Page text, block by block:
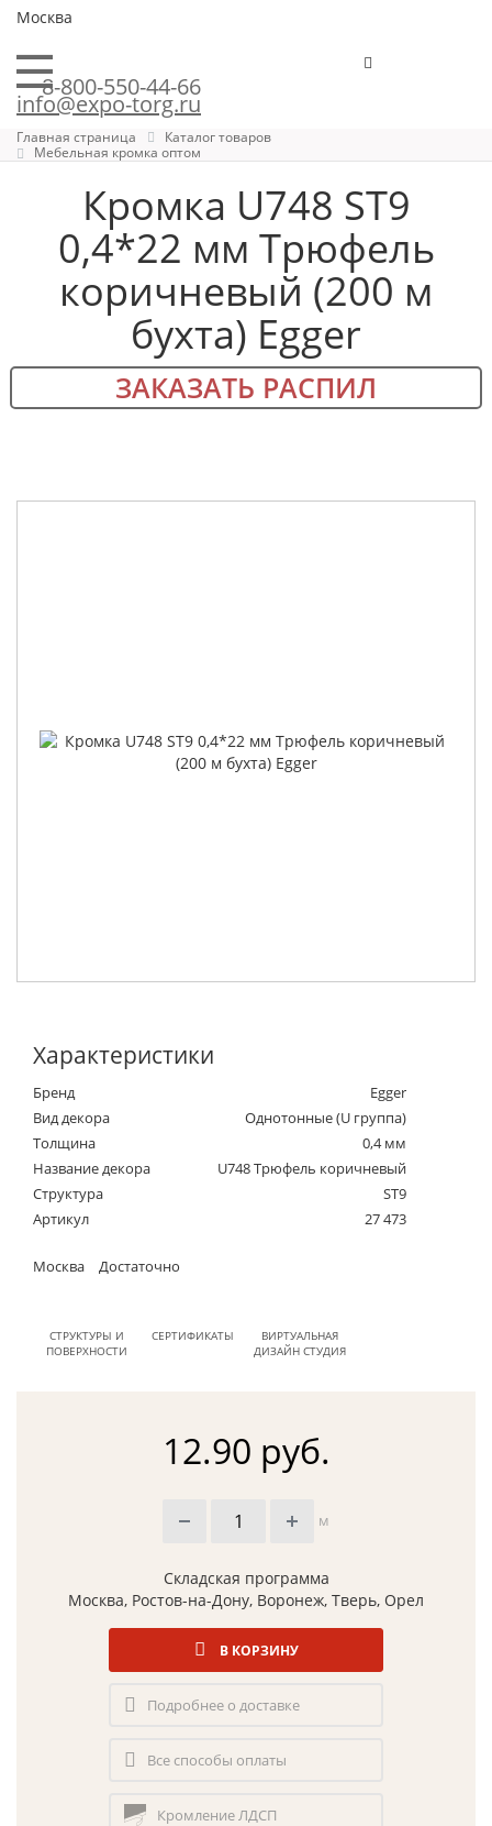
Москва
8-800-550-44-66
info@expo-torg.ru
Главная страница
Каталог товаров
Мебельная кромка оптом
Кромка U748 ST9
0,4*22 мм Трюфель
коричневый (200 м
бухта) Egger
ЗАКАЗАТЬ РАСПИЛ
Характеристики
Бренд
Egger
Вид декора
Однотонные (U группа)
Толщина
0,4 мм
Название декора
U748 Трюфель коричневый
Структура
ST9
Артикул
27 473
Москва Достаточно
СТРУКТУРЫ И
ПОВЕРХНОСТИ
СЕРТИФИКАТЫ
ВИРТУАЛЬНАЯ
ДИЗАЙН СТУДИЯ
12.90 руб.
м
Складская программа
Москва, Ростов-на-Дону, Воронеж, Тверь, Орел
В КОРЗИНУ
Подробнее о доставке
Все способы оплаты
Кромление ЛДСП